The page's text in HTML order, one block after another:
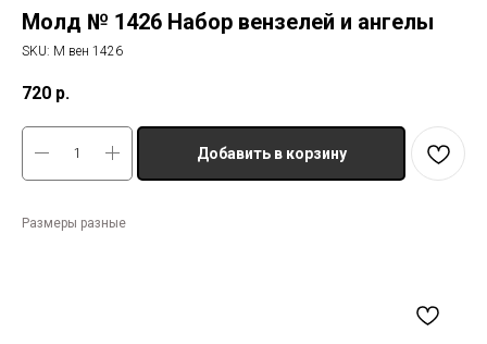
Молд № 1426 Набор вензелей и ангелы
SKU: М вен 1426
720 р.
Добавить в корзину
Размеры разные